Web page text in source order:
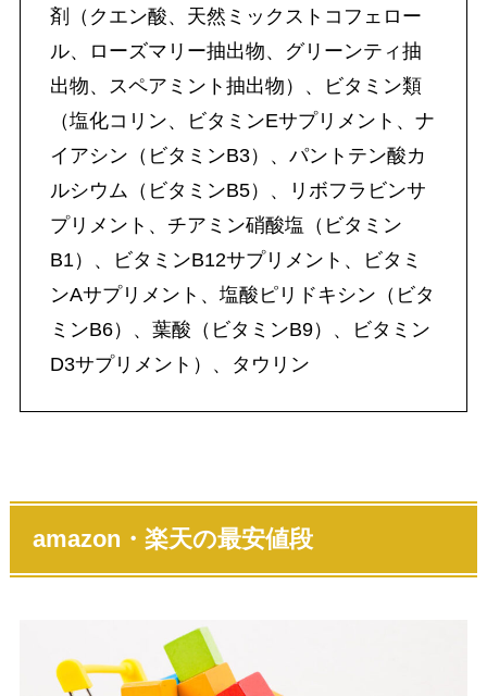
剤（クエン酸、天然ミックストコフェロー
ル、ローズマリー抽出物、グリーンティ抽
出物、スペアミント抽出物）、ビタミン類
（塩化コリン、ビタミンEサプリメント、ナ
イアシン（ビタミンB3）、パントテン酸カ
ルシウム（ビタミンB5）、リボフラビンサ
プリメント、チアミン硝酸塩（ビタミン
B1）、ビタミンB12サプリメント、ビタミ
ンAサプリメント、塩酸ピリドキシン（ビタ
ミンB6）、葉酸（ビタミンB9）、ビタミン
D3サプリメント）、タウリン
amazon・楽天の最安値段